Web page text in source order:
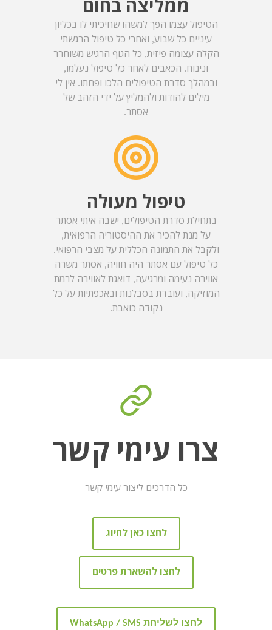
ממליצה בחום
הטיפול עצמו הפך למשהו שחיכיתי לו בכליון
עיניים כל שבוע, ואחרי כל טיפול הרגשתי
הקלה עצומה פיזית, כל הגוף הרגיש משוחרר
ונינוח. הכאבים לאחר כל טיפול נעלמו,
ובמהלך סדרת הטיפולים הלכו ופחתו. אין לי
מילים להודות ולהמליץ על ידי הזהב של
אסתר.
טיפול מעולה
בתחילת סדרת הטיפולים, ישבה איתי אסתר
על מנת להכיר את ההיסטוריה הרפואית,
ולקבל את התמונה הכללית על מצבי הרפואי.
כל טיפול עם אסתר היה חוויה, אסתר משרה
אווירה נעימה ומרגיעה, דואגת לאווירה לרמת
המוזיקה, ועובדת בסבלנות ובאכפתיות על כל
נקודה כואבת.
צרו עימי קשר
כל הדרכים ליצור עימי קשר
לחצו כאן לחיוג
לחצו להשארת פרטים
לחצו לשליחת WhatsApp / SMS